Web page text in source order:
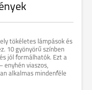
tökéletes lámpások és
10 gyönyörű színben
jól formálhatók. Ezt a
enyhén viaszos,
alkalmas mindenféle